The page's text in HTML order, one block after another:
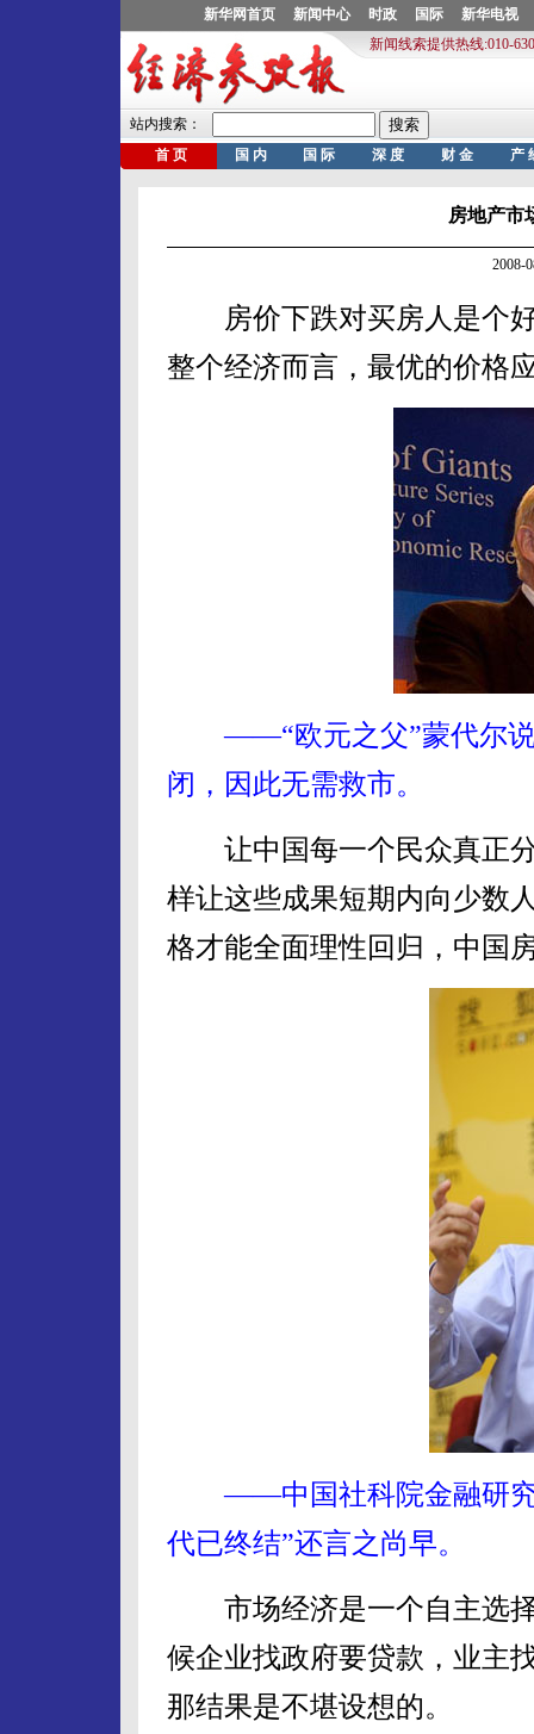
房地产市
2008-
房价下跌对买房人是个好
整个经济而言，最优的价格
——“欧元之父”蒙代尔说
闭，因此无需救市。
让中国每一个民众真正分
样让这些成果短期内向少数
格才能全面理性回归，中国
——中国社科院金融研究
代已终结”还言之尚早。
市场经济是一个自主选择
候企业找政府要贷款，业主
那结果是不堪设想的。